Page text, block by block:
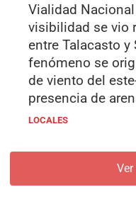
Vialidad
visibilidad se vio
entre Talacasto y
fenómeno se
de viento del
presencia de
LOCALES